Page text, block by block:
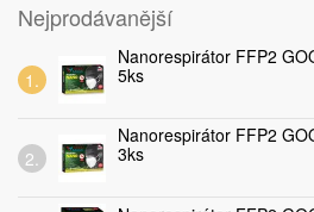
Nejprodávanější
Nanorespirátor FFP2
5ks
Nanorespirátor FFP2
3ks